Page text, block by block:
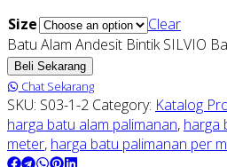
Size
Clear
Batu Alam Andesit Bintik SILVIO
Beli Sekarang
Chat Sekarang
SKU: S03-1-2 Category: Katalog
harga batu alam palimanan, harga
meter, harga batu palimanan per